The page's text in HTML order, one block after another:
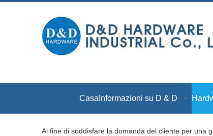
Casa Informazioni su D & D
Al fine di soddisfare la domanda del cliente per una